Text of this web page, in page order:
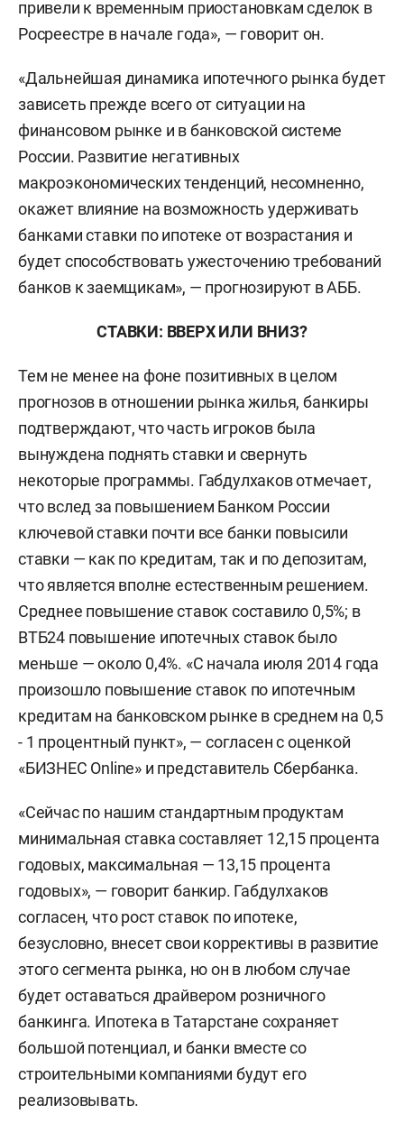
привели к временным приостановкам сделок в
Росреестре в начале года», — говорит он.
«Дальнейшая динамика ипотечного рынка будет
зависеть прежде всего от ситуации на
финансовом рынке и в банковской системе
России. Развитие негативных
макроэкономических тенденций, несомненно,
окажет влияние на возможность удерживать
банками ставки по ипотеке от возрастания и
будет способствовать ужесточению требований
банков к заемщикам», — прогнозируют в АББ.
СТАВКИ: ВВЕРХ ИЛИ ВНИЗ?
Тем не менее на фоне позитивных в целом
прогнозов в отношении рынка жилья, банкиры
подтверждают, что часть игроков была
вынуждена поднять ставки и свернуть
некоторые программы. Габдулхаков отмечает,
что вслед за повышением Банком России
ключевой ставки почти все банки повысили
ставки — как по кредитам, так и по депозитам,
что является вполне естественным решением.
Среднее повышение ставок составило 0,5%; в
ВТБ24 повышение ипотечных ставок было
меньше — около 0,4%. «С начала июля 2014 года
произошло повышение ставок по ипотечным
кредитам на банковском рынке в среднем на 0,5
- 1 процентный пункт», — согласен с оценкой
«БИЗНЕС Online» и представитель Сбербанка.
«Сейчас по нашим стандартным продуктам
минимальная ставка составляет 12,15 процента
годовых, максимальная — 13,15 процента
годовых», — говорит банкир. Габдулхаков
согласен, что рост ставок по ипотеке,
безусловно, внесет свои коррективы в развитие
этого сегмента рынка, но он в любом случае
будет оставаться драйвером розничного
банкинга. Ипотека в Татарстане сохраняет
большой потенциал, и банки вместе со
строительными компаниями будут его
реализовывать.